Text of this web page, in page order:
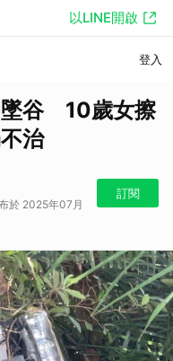
以LINE開啟
登入
墜谷 10歲女擦
治
於 2025年07月
訂閱